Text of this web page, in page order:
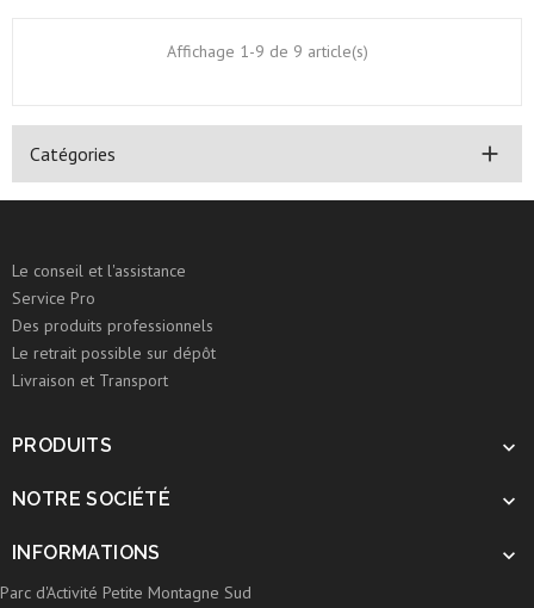
Affichage 1-9 de 9 article(s)
Catégories 
Le conseil et l'assistance
Service Pro
Des produits professionnels
Le retrait possible sur dépôt
Livraison et Transport
PRODUITS 
NOTRE SOCIÉTÉ 
INFORMATIONS 
Parc d'Activité Petite Montagne Sud